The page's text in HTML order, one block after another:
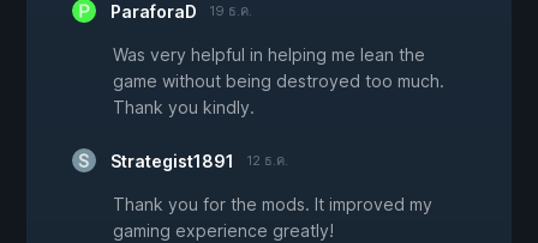
ParaforaD 19 ธ.ค.
Was very helpful in helping me lean the
game without being destroyed too much.
Thank you kindly.
Strategist1891 12 ธ.ค.
Thank you for the mods. It improved my
gaming experience greatly!